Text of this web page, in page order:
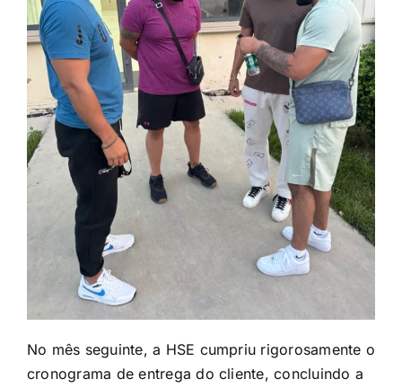
No mês seguinte, a HSE cumpriu rigorosamente o
cronograma de entrega do cliente, concluindo a